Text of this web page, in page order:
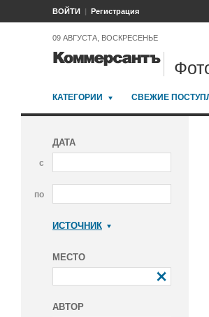
ВОЙТИ Регистрация
09 АВГУСТА, ВОСКРЕСЕНЬЕ
КАТЕГОРИИ СВЕЖИЕ
ДАТА
с
по
ИСТОЧНИК
МЕСТО
АВТОР